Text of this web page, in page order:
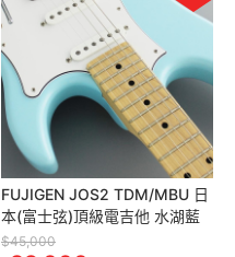
FUJIGEN JOS2 TDM/MBU 日
本(富士弦)頂級電吉他 水湖藍
$45,000